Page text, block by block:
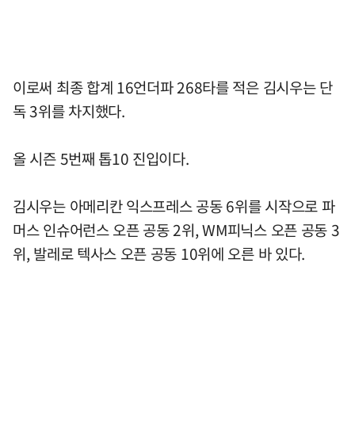
이로써 최종 합계 16언더파 268타를 적은 김시우는 단
독 3위를 차지했다.
올 시즌 5번째 톱10 진입이다.
김시우는 아메리칸 익스프레스 공동 6위를 시작으로 파
머스 인슈어런스 오픈 공동 2위, WM피닉스 오픈 공동 3
위, 발레로 텍사스 오픈 공동 10위에 오른 바 있다.